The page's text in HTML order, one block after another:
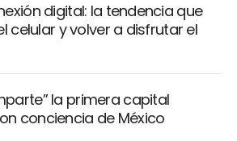
digital: la tendencia que
celular y volver a disfrutar el
la primera capital
conciencia de México